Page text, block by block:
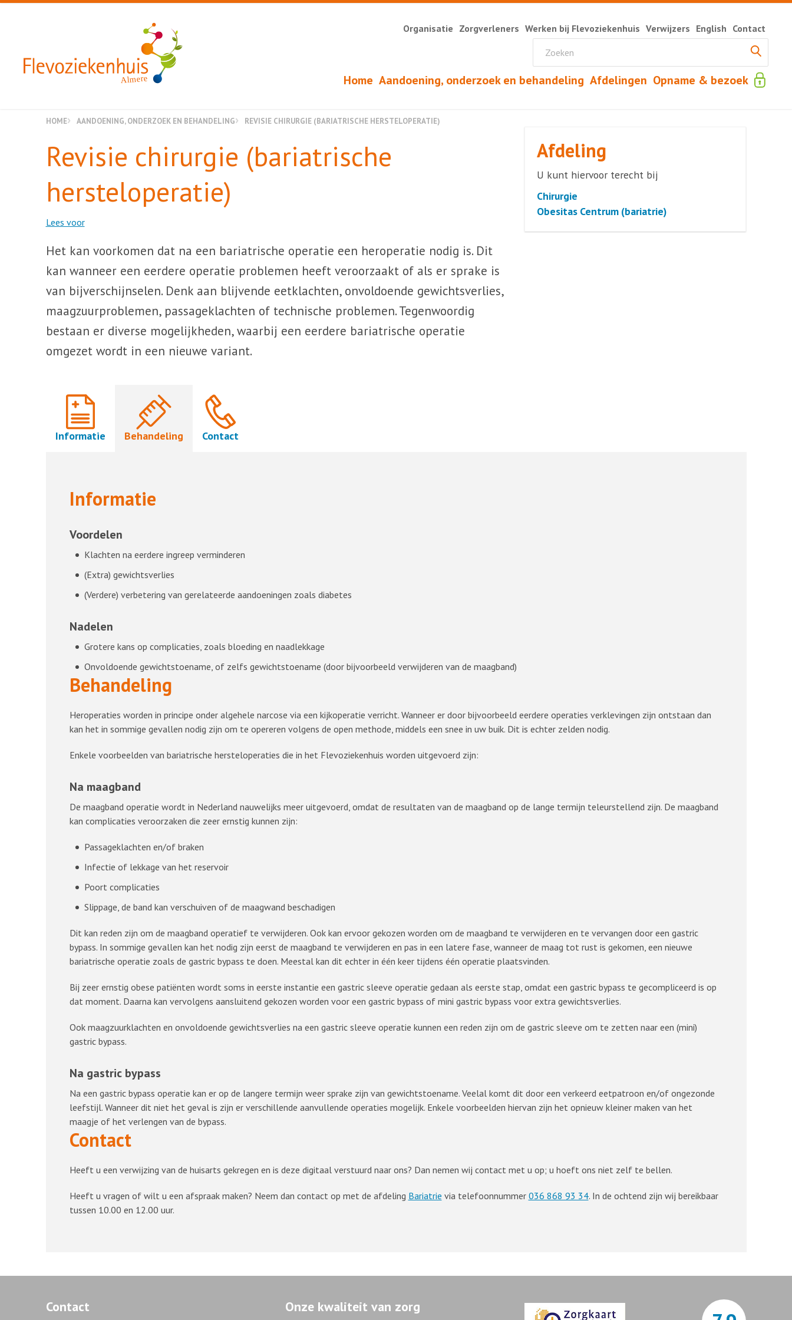
Almere Home Aandoening, onderzoek en behandeling Afdelingen Opname & bezoek
Organisatie Zorgverleners Werken bij Flevoziekenhuis Verwijzers English Contact
HOME AANDOENING, ONDERZOEK EN BEHANDELING REVISIE CHIRURGIE (BARIATRISCHE HERSTELOPERATIE)
Revisie chirurgie (bariatrische
hersteloperatie)
Lees voor
Het kan voorkomen dat na een bariatrische operatie een heroperatie nodig is. Dit
kan wanneer een eerdere operatie problemen heeft veroorzaakt of als er sprake is
van bijverschijnselen. Denk aan blijvende eetklachten, onvoldoende gewichtsverlies,
maagzuurproblemen, passageklachten of technische problemen. Tegenwoordig
bestaan er diverse mogelijkheden, waarbij een eerdere bariatrische operatie
omgezet wordt in een nieuwe variant.
Afdeling
U kunt hiervoor terecht bij
Chirurgie
Obesitas Centrum (bariatrie)
Informatie Behandeling Contact
Informatie
Voordelen
Klachten na eerdere ingreep verminderen
(Extra) gewichtsverlies
(Verdere) verbetering van gerelateerde aandoeningen zoals diabetes
Nadelen
Grotere kans op complicaties, zoals bloeding en naadlekkage
Onvoldoende gewichtstoename, of zelfs gewichtstoename (door bijvoorbeeld verwijderen van de maagband)
Behandeling
Heroperaties worden in principe onder algehele narcose via een kijkoperatie verricht. Wanneer er door bijvoorbeeld eerdere operaties verklevingen zijn ontstaan dan
kan het in sommige gevallen nodig zijn om te opereren volgens de open methode, middels een snee in uw buik. Dit is echter zelden nodig.
Enkele voorbeelden van bariatrische hersteloperaties die in het Flevoziekenhuis worden uitgevoerd zijn:
Na maagband
De maagband operatie wordt in Nederland nauwelijks meer uitgevoerd, omdat de resultaten van de maagband op de lange termijn teleurstellend zijn. De maagband
kan complicaties veroorzaken die zeer ernstig kunnen zijn:
Passageklachten en/of braken
Infectie of lekkage van het reservoir
Poort complicaties
Slippage, de band kan verschuiven of de maagwand beschadigen
Dit kan reden zijn om de maagband operatief te verwijderen. Ook kan ervoor gekozen worden om de maagband te verwijderen en te vervangen door een gastric
bypass. In sommige gevallen kan het nodig zijn eerst de maagband te verwijderen en pas in een latere fase, wanneer de maag tot rust is gekomen, een nieuwe
bariatrische operatie zoals de gastric bypass te doen. Meestal kan dit echter in één keer tijdens één operatie plaatsvinden.
Bij zeer ernstig obese patiënten wordt soms in eerste instantie een gastric sleeve operatie gedaan als eerste stap, omdat een gastric bypass te gecompliceerd is op
dat moment. Daarna kan vervolgens aansluitend gekozen worden voor een gastric bypass of mini gastric bypass voor extra gewichtsverlies.
Ook maagzuurklachten en onvoldoende gewichtsverlies na een gastric sleeve operatie kunnen een reden zijn om de gastric sleeve om te zetten naar een (mini)
gastric bypass.
Na gastric bypass
Na een gastric bypass operatie kan er op de langere termijn weer sprake zijn van gewichtstoename. Veelal komt dit door een verkeerd eetpatroon en/of ongezonde
leefstijl. Wanneer dit niet het geval is zijn er verschillende aanvullende operaties mogelijk. Enkele voorbeelden hiervan zijn het opnieuw kleiner maken van het
maagje of het verlengen van de bypass.
Contact
Heeft u een verwijzing van de huisarts gekregen en is deze digitaal verstuurd naar ons? Dan nemen wij contact met u op; u hoeft ons niet zelf te bellen.
Heeft u vragen of wilt u een afspraak maken? Neem dan contact op met de afdeling Bariatrie via telefoonnummer 036 868 93 34. In de ochtend zijn wij bereikbaar
tussen 10.00 en 12.00 uur.
Contact Onze kwaliteit van zorg